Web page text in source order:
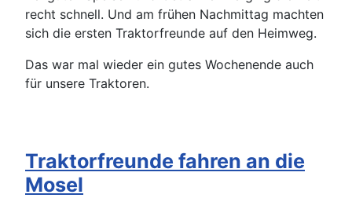
recht schnell. Und am frühen Nachmittag machten
sich die ersten Traktorfreunde auf den Heimweg.
Das war mal wieder ein gutes Wochenende auch
für unsere Traktoren.
Traktorfreunde fahren an die
Mosel